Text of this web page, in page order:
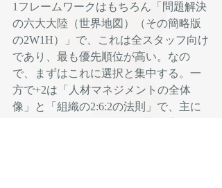
1フレームワークはもちろん「問題解決
の六大大陸（世界地図）（その簡略版
の2W1H）」で、これは全スタッフ向け
であり、最も優先順位が高い。なの
で、まずはこれに選択と集中する。一
方で+2は「人材マネジメントの全体
像」と「組織の2:6:2の法則」で、主に